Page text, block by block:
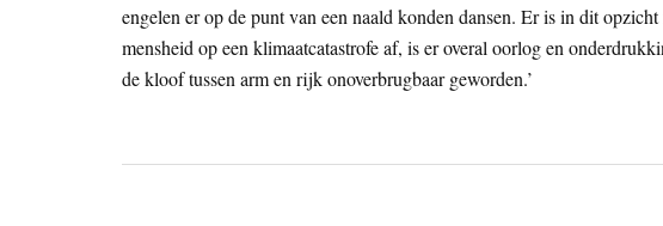
engelen er op de punt van een naald konden dansen. Er is in dit
mensheid op een klimaatcatastrofe af, is er overal oorlog en
de kloof tussen arm en rijk onoverbrugbaar geworden.’